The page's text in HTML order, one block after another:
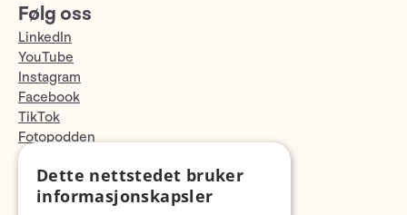
Følg oss
LinkedIn
YouTube
Instagram
Facebook
TikTok
Fotopodden
Med forbehold om skrive- og lagerfeil
Dette nettstedet bruker
informasjonskapsler